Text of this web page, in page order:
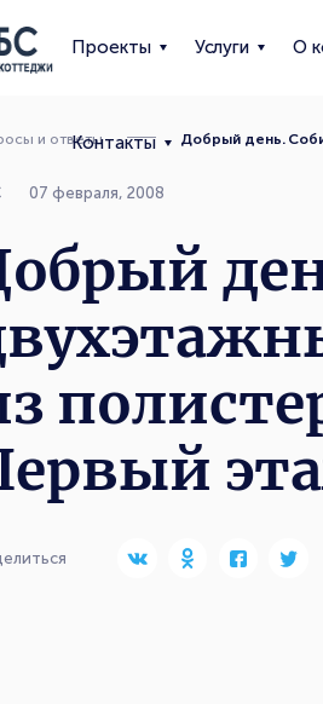
Проекты Услуги О
Контакты
и ответы Добрый день.
07 февраля, 2008